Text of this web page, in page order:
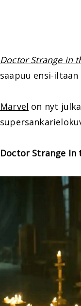
Doctor Strange in
saapuu ensi-iltaan
Marvel on nyt
Doctor Strange In